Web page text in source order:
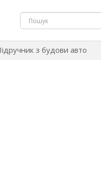
з будови авто